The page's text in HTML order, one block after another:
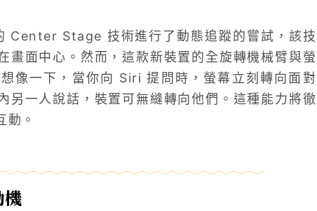
Center Stage 技術進行了動態追蹤的嘗試，該技
畫面中心。然而，這款新裝置的全旋轉機械臂與螢
像一下，當你向 Siri 提問時，螢幕立刻轉向面對
另一人說話，裝置可無縫轉向他們。這種能力將徹
動。
機